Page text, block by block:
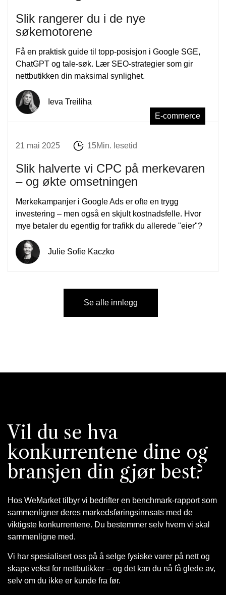
Slik rangerer du i de nye
søkemotorene
Få en praktisk guide til topp-posisjon i Google SGE,
ChatGPT og tale-søk. Lær SEO-strategier som gir
nettbutikken din maksimal synlighet.
Ieva Treiliha
E-commerce
21 mai 2025 15Min. lesetid
Slik halverte vi CPC på merkevaren
– og økte omsetningen
Merkekampanjer i Google Ads er ofte en trygg
investering – men også en skjult kostnadsfelle. Hvor
mye betaler du egentlig for trafikk du allerede "eier"?
Julie Sofie Kaczko
Se alle innlegg
Vil du se hva
konkurrentene dine og
bransjen din gjør best?
Hos WeMarket tilbyr vi bedrifter en benchmark-rapport som
sammenligner deres markedsføringsinnsats med de
viktigste konkurrentene. Du bestemmer selv hvem vi skal
sammenligne med.
Vi har spesialisert oss på å selge fysiske varer på nett og
skape vekst for nettbutikker – og det kan du nå få glede av,
selv om du ikke er kunde fra før.